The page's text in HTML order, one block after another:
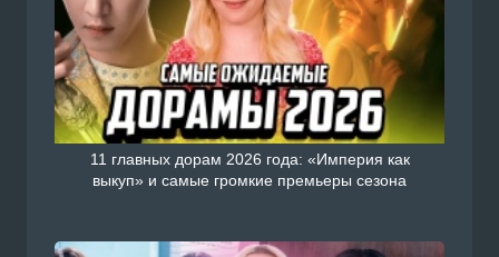
11 главных дорам 2026 года: «Империя как
выкуп» и самые громкие премьеры сезона